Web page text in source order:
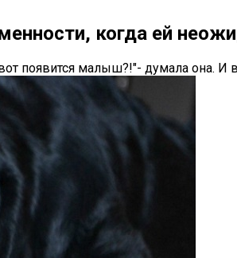
когда ей
появится малыш?!"- думала она.